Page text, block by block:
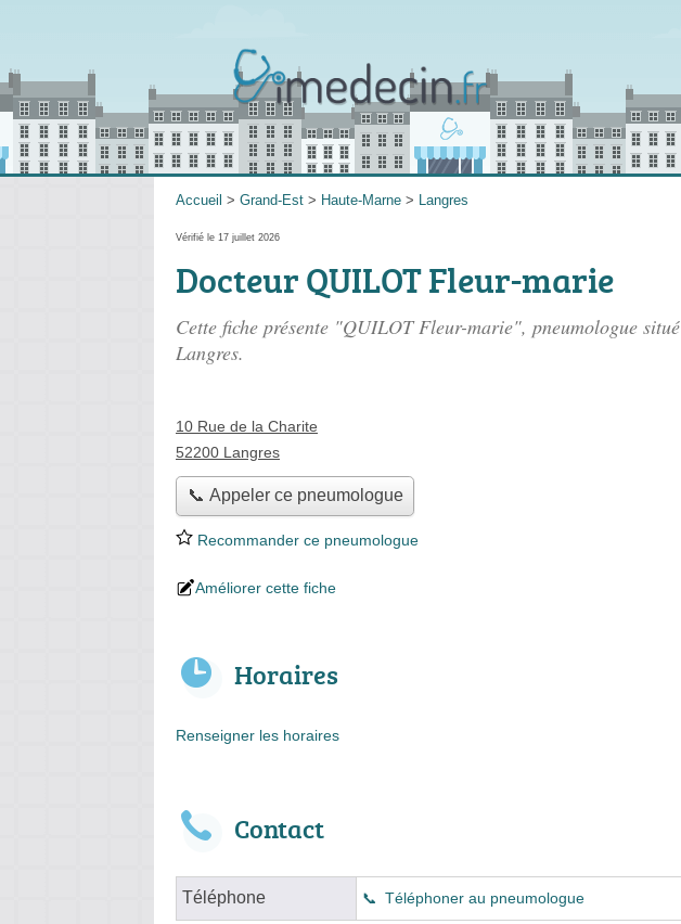
Accueil > Grand-Est > Haute-Marne > Langres
Vérifié le 17 juillet 2026
Docteur QUILOT Fleur-marie
Cette fiche présente "QUILOT Fleur-marie", pneumologue situé
Langres.
10 Rue de la Charite
52200 Langres
📞 Appeler ce pneumologue
Recommander ce pneumologue
Améliorer cette fiche
Horaires
Renseigner les horaires
Contact
Téléphone Téléphoner au pneumologue